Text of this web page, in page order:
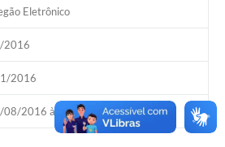
Eletrônico
2016
2016
08/2016 às 08h30